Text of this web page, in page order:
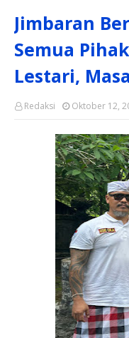
Jimbaran
Semua
Lestari,
Redaksi Oktober 12,